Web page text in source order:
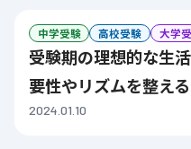
中学受験 高校受験 大学
受験期の理想的な生活リズムは？重
要性やリズムを整え
2024.01.10